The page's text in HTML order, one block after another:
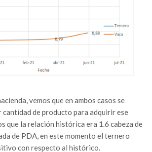
vemos que en ambos casos se
cantidad de producto para adquirir ese
que la relación histórica era 1.6 cabeza de
de PDA, en este momento el ternero
con respecto al histórico.